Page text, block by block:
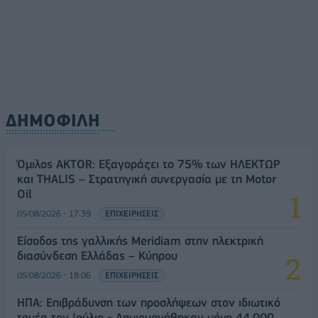
ΔΗΜΟΦΙΛΗ
Όμιλος AKTOR: Εξαγοράζει το 75% των ΗΛΕΚΤΩΡ
και THALIS – Στρατηγική συνεργασία με τη Motor
Oil
05/08/2026 - 17:39 ΕΠΙΧΕΙΡΗΣΕΙΣ
Είσοδος της γαλλικής Meridiam στην ηλεκτρική
διασύνδεση Ελλάδας – Κύπρου
05/08/2026 - 18:06 ΕΠΙΧΕΙΡΗΣΕΙΣ
ΗΠΑ: Επιβράδυνση των προσλήψεων στον ιδιωτικό